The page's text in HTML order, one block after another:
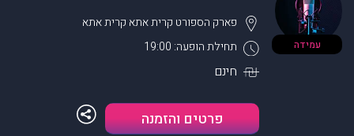
עמידה תחילת הופעה: 19:00
פארק הספורט קרית אתא קרית אתא
חינם
פרטים והזמנה